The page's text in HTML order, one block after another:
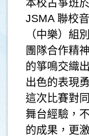
JSMA 聯校
（中樂）組
團隊合作精
的箏鳴交織
出色的表現
這次比賽對
舞台經驗，
的成果，更